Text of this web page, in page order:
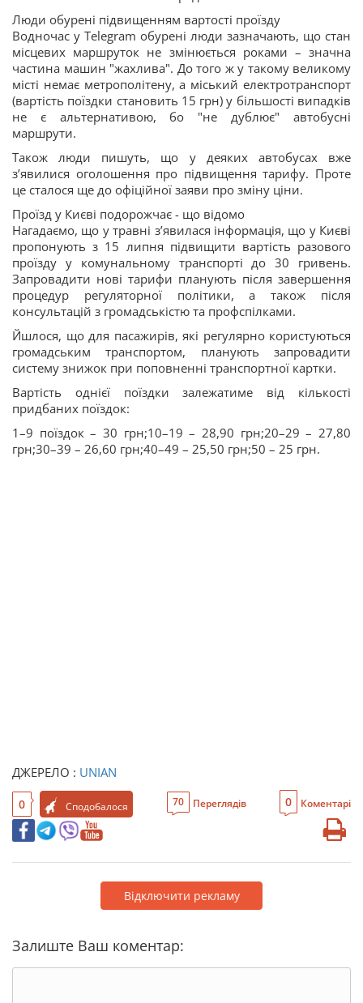
Люди обурені підвищенням вартості проїзду
Водночас у Telegram обурені люди зазначають, що стан
місцевих маршруток не змінюється роками – значна
частина машин "жахлива". До того ж у такому великому
місті немає метрополітену, а міський електротранспорт
(вартість поїздки становить 15 грн) у більшості випадків
не є альтернативою, бо "не дублює" автобусні
маршрути.
Також люди пишуть, що у деяких автобусах вже
з’явилися оголошення про підвищення тарифу. Проте
це сталося ще до офіційної заяви про зміну ціни.
Проїзд у Києві подорожчає - що відомо
Нагадаємо, що у травні з’явилася інформація, що у Києві
пропонують з 15 липня підвищити вартість разового
проїзду у комунальному транспорті до 30 гривень.
Запровадити нові тарифи планують після завершення
процедур регуляторної політики, а також після
консультацій з громадськістю та профспілками.
Йшлося, що для пасажирів, які регулярно користуються
громадським транспортом, планують запровадити
систему знижок при поповненні транспортної картки.
Вартість однієї поїздки залежатиме від кількості
придбаних поїздок:
1–9 поїздок – 30 грн;10–19 – 28,90 грн;20–29 – 27,80
грн;30–39 – 26,60 грн;40–49 – 25,50 грн;50 – 25 грн.
ДЖЕРЕЛО : UNIAN
0 Сподобалося 70 Переглядів 0 Коментарі
Відключити рекламу
Залиште Ваш коментар: